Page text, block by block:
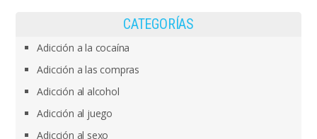
CATEGORÍAS
Adicción a la cocaína
Adicción a las compras
Adicción al alcohol
Adicción al juego
Adicción al sexo